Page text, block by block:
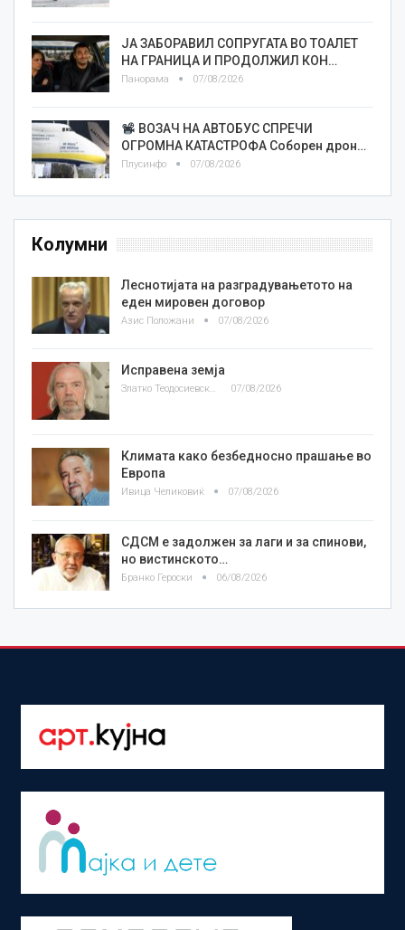
ЈА ЗАБОРАВИЛ СОПРУГАТА ВО ТОАЛЕТ
НА ГРАНИЦА И ПРОДОЛЖИЛ КОН…
Панорама 07/08/2026
ВОЗАЧ НА АВТОБУС СПРЕЧИ
ОГРОМНА КАТАСТРОФА Соборен дрон…
Плусинфо 07/08/2026
Колумни
Леснотијата на разградувањетото на
еден мировен договор
Азис Положани 07/08/2026
Исправена земја
Златко Теодосиевски 07/08/2026
Климата како безбедносно прашање во
Европа
Ивица Челиковиќ 07/08/2026
СДСМ е задолжен за лаги и за спинови,
но вистинското…
Бранко Героски 06/08/2026